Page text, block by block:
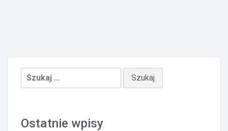
Szukaj:
Ostatnie wpisy